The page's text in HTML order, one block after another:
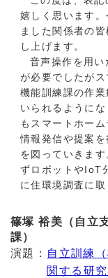
嬉しく思います
ました関係者の
し上げます。
音声操作を用い
が必要でしたが
機能訓練課の作
いられるように
もスマートホー
情報発信や提案
を図っていきま
ずロボットやIoT
に住環境調査に
篠塚 裕美（自立
課）
演題： 自立訓練
関する研